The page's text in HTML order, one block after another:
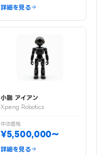
詳細を見る
小鵬 アイアン
Xpeng Robotics
中古価格
¥5,500,000〜
詳細を見る